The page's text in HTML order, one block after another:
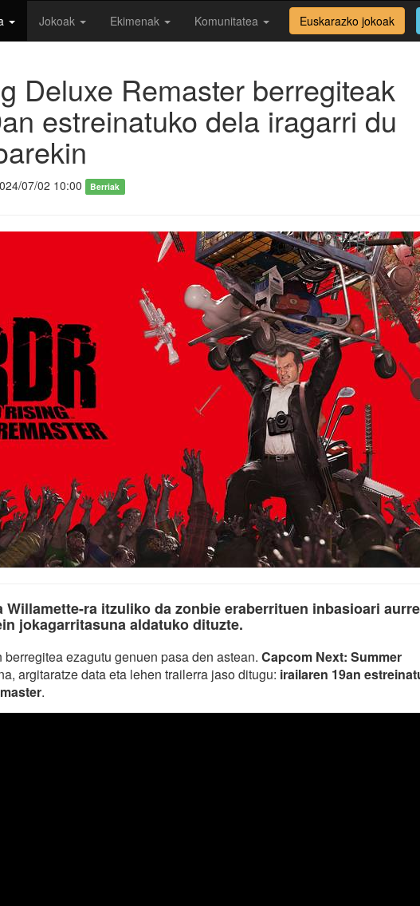
Jokoak Ekimenak Komunitatea Euskarazko jokoak
Deluxe Remaster berregiteak
estreinatuko dela iragarri du
07/02 10:00 Berriak
Willamette-ra itzuliko da zonbie eraberrituen inbasioari aurre
jokagarritasuna aldatuko dituzte.
ezagutu genuen pasa den astean. Capcom Next: Summer
argitaratze data eta lehen trailerra jaso ditugu: irailaren 19an
.